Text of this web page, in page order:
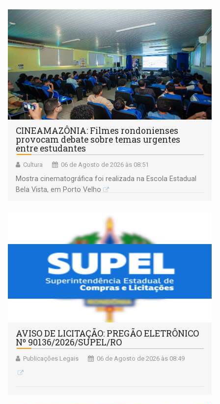
CINEAMAZÔNIA: Filmes rondonienses
provocam debate sobre temas urgentes
entre estudantes
Cultura 06 de Agosto de 2026 às 08:51
Mostra cinematográfica foi realizada na Escola Estadual
Bela Vista, em Porto Velho
AVISO DE LICITAÇÃO: PREGÃO ELETRÔNICO
Nº 90136/2026/SUPEL/RO
Publicações Legais 06 de Agosto de 2026 às 08:49